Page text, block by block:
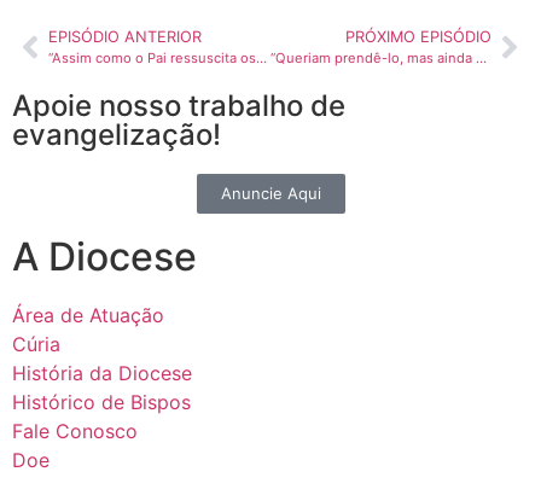
EPISÓDIO ANTERIOR
“Assim como o Pai ressuscita os mortos e lhes dá a vida, o Filho também dá a vida a quem ele quer.” – A Voz do Pastor – 13/03
PRÓXIMO EPISÓDIO
“Queriam prendê-lo, mas ainda não tinha chegado a sua hora.” A Voz do Pastor – 15/03
Apoie nosso trabalho de
evangelização!
Anuncie Aqui
A Diocese
Área de Atuação
Cúria
História da Diocese
Histórico de Bispos
Fale Conosco
Doe